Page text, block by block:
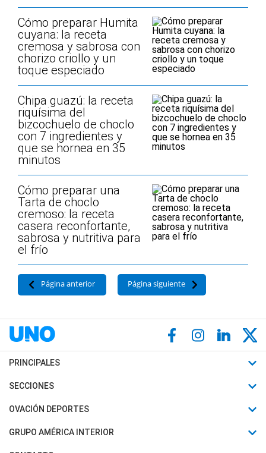
Cómo preparar Humita
cuyana: la receta
cremosa y sabrosa con
chorizo criollo y un
toque especiado
Chipa guazú: la receta
riquísima del
bizcochuelo de choclo
con 7 ingredientes y
que se hornea en 35
minutos
Cómo preparar una
Tarta de choclo
cremoso: la receta
casera reconfortante,
sabrosa y nutritiva para
el frío
Página anterior Página siguiente
PRINCIPALES
Últimas Noticias
Política
SECCIONES
Horóscopo
Motores
OVACIÓN DEPORTES
Fútbol
Mundial
GRUPO AMÉRICA INTERIOR